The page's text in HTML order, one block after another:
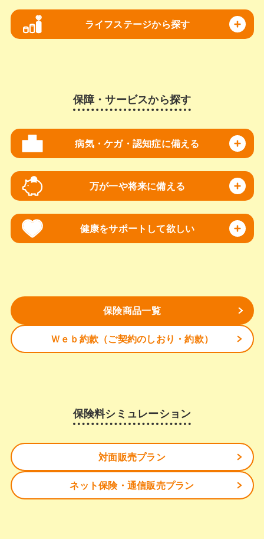
ライフステージから探す
保障・サービスから探す
病気・ケガ・認知症に備える
万が一や将来に備える
健康をサポートして欲しい
保険商品一覧
Ｗｅｂ約款（ご契約のしおり・約款）
保険料シミュレーション
対面販売プラン
ネット保険・通信販売プラン